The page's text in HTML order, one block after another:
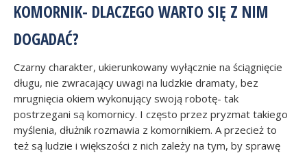
KOMORNIK- DLACZEGO WARTO SIĘ Z NIM
DOGADAĆ?
Czarny charakter, ukierunkowany wyłącznie na ściągnięcie
długu, nie zwracający uwagi na ludzkie dramaty, bez
mrugnięcia okiem wykonujący swoją robotę- tak
postrzegani są komornicy. I często przez pryzmat takiego
myślenia, dłużnik rozmawia z komornikiem. A przecież to
też są ludzie i większości z nich zależy na tym, by sprawę